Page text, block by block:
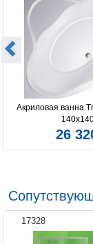
Акриловая ванна
26
17328